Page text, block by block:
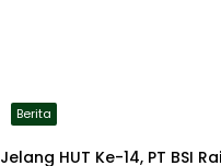
Berita
Jelang HUT Ke-14, PT BSI